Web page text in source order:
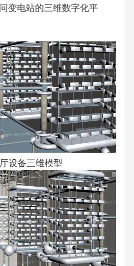
变电站的三维数字化平
设备三维模型